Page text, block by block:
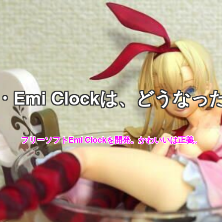
Emi Clockは、どうなっ
フリーソフトEmi Clockを開発。かわいいは正義。